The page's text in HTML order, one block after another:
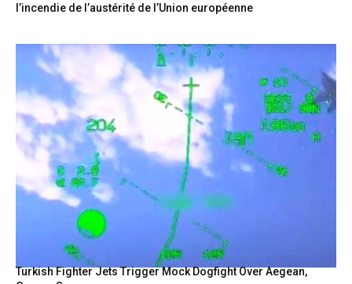
l’incendie de l’austérité de l’Union européenne
Turkish Fighter Jets Trigger Mock Dogfight Over Aegean,